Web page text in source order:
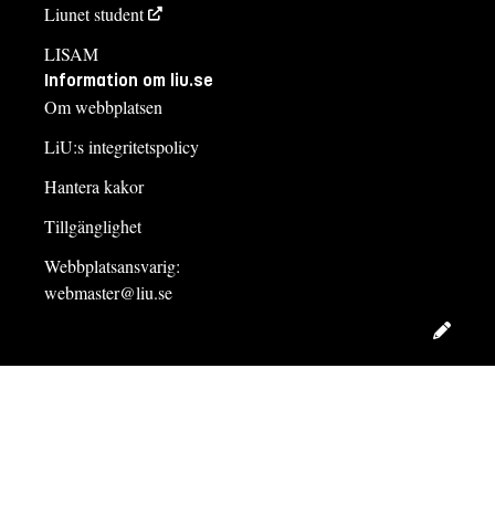
Liunet student
LISAM
Information om liu.se
Om webbplatsen
LiU:s integritetspolicy
Hantera kakor
Tillgänglighet
Webbplatsansvarig:
webmaster@liu.se